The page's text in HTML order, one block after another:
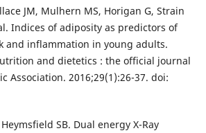
JM, Mulhern MS, Horigan G, Strain
Indices of adiposity as predictors of
and inflammation in young adults.
and dietetics : the official journal
Association. 2016;29(1):26-37. doi:
SB. Dual energy X-Ray